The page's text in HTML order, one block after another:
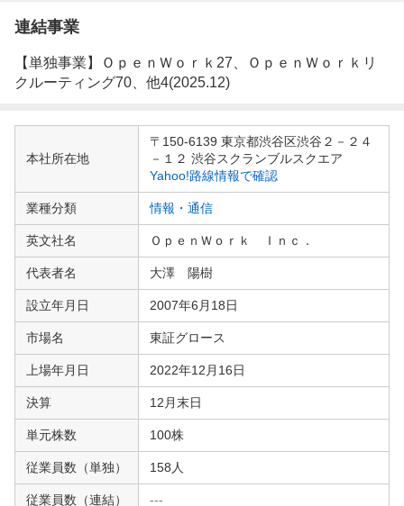
連結事業
【単独事業】ＯｐｅｎＷｏｒｋ27、ＯｐｅｎＷｏｒｋリ
クルーティング70、他4(2025.12)
企
情本社所在地
〒150-6139 東京都渋谷区渋谷２－２４
－１２ 渋谷スクランブルスクエア
Yahoo!路線情報で確認
業種分類 情報・通信
英文社名 ＯｐｅｎＷｏｒｋ Ｉｎｃ．
代表者名 大澤 陽樹
設立年月日 2007年6月18日
市場名 東証グロース
上場年月日 2022年12月16日
決算 12月末日
単元株数 100株
従業員数（単独） 158人
従業員数（連結） ---